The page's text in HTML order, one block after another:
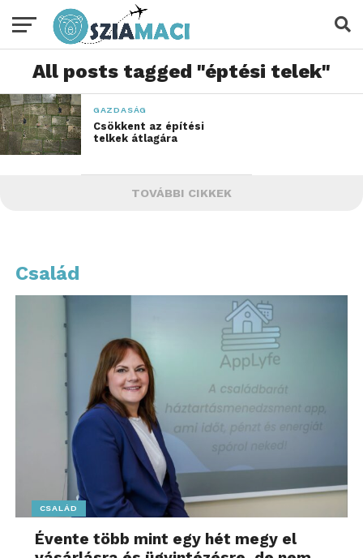
All posts tagged "éptési telek"
GAZDASÁG
Csökkent az építési
telkek átlagára
TOVÁBBI CIKKEK
Család
CSALÁD
Évente több mint egy hét megy el